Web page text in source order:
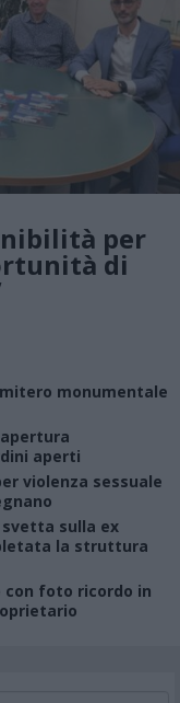
per
di
monumentale
aperti
violenza sessuale
sulla ex
la struttura
con foto ricordo in